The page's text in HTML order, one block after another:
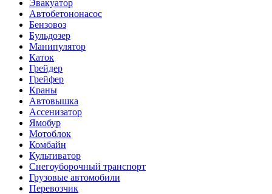
Эвакуатор
Автобетононасос
Бензовоз
Бульдозер
Манипулятор
Каток
Грейдер
Грейфер
Краны
Автовышка
Ассенизатор
Ямобур
Мотоблок
Комбайн
Культиватор
Снегоуборочный транспорт
Грузовые автомобили
Перевозчик